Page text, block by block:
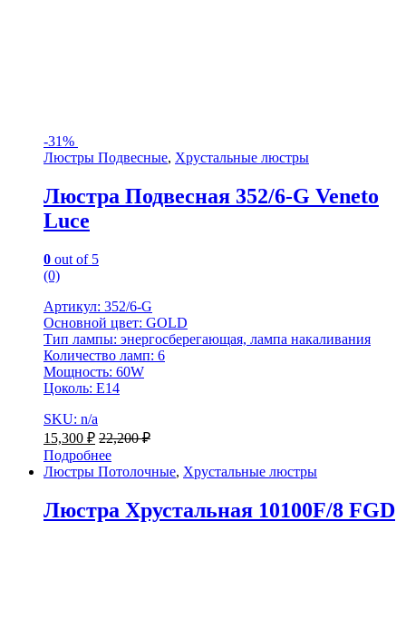
-31%
Люстры Подвесные, Хрустальные люстры
Люстра Подвесная 352/6-G Veneto
Luce
0 out of 5
(0)
Артикул: 352/6-G
Основной цвет: GOLD
Тип лампы: энергосберегающая, лампа накаливания
Количество ламп: 6
Мощность: 60W
Цоколь: Е14
SKU: n/a
15,300 ₽ 22,200₽
Подробнее
Люстры Потолочные, Хрустальные люстры
Люстра Хрустальная 10100F/8 FGD